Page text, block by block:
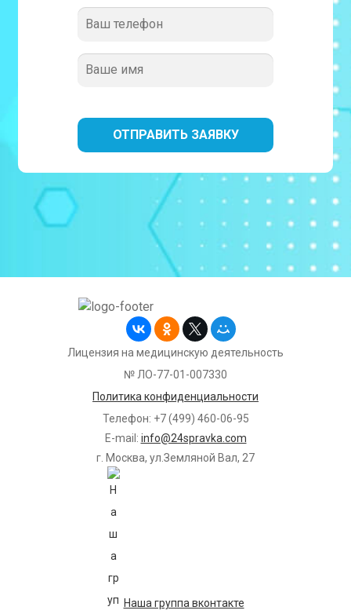
Лицензия на медицинскую деятельность
№ ЛО-77-01-007330
Политика конфиденциальности
Телефон: +7 (499) 460-06-95
E-mail: info@24spravka.com
г. Москва, ул.Земляной Вал, 27
Наша группа вконтакте